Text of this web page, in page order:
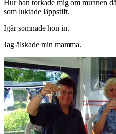
Hur hon torkade mig om munnen
som luktade läppstift.
Igår somnade hon in.
Jag älskade min mamma.